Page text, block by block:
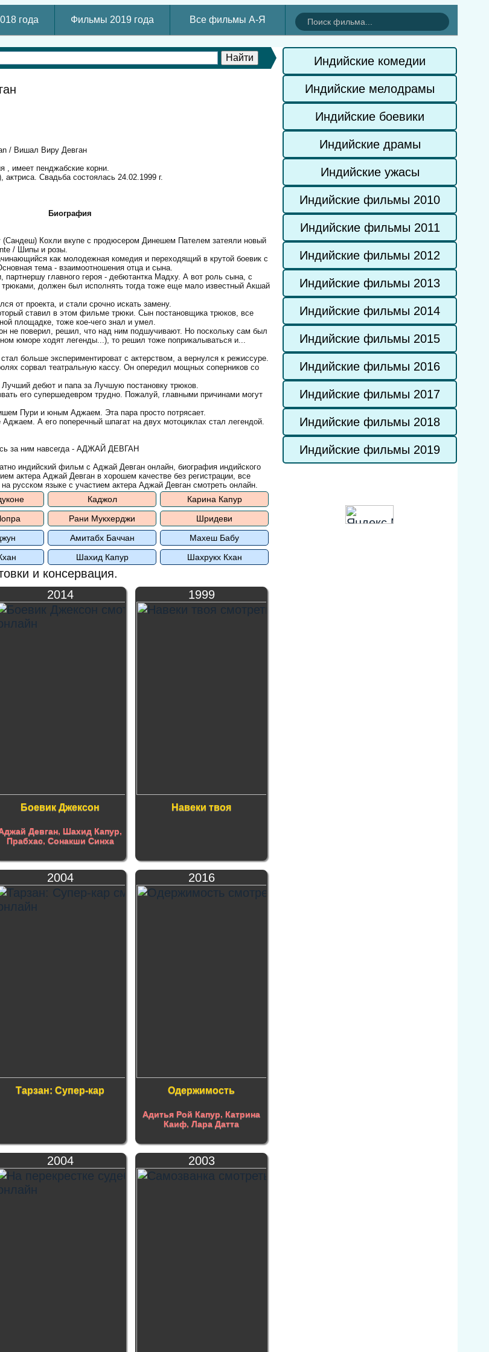
года Фильмы 2019 года Все фильмы А-Я
/ Вишал Виру Девган
, имеет пенджабские корни.
актриса. Свадьба состоялась 24.02.1999 г.
Биография
(Сандеш) Кохли вкупе с продюсером Динешем Пателем затеяли новый
/ Шипы и розы.
как молодежная комедия и переходящий в крутой боевик с
тема - взаимоотношения отца и сына.
главного героя - дебютантка Мадху. А вот роль сына, с
должен был исполнять тогда тоже еще мало известный Акшай
от проекта, и стали срочно искать замену.
ставил в этом фильме трюки. Сын постановщика трюков, все
площадке, тоже кое-чего знал и умел.
не поверил, решил, что над ним подшучивают. Но поскольку сам был
юморе ходят легенды...), то решил тоже поприкалываться и...
больше экспериментироват с актерством, а вернулся к режиссуре.
сорвал театральную кассу. Он опередил мощных соперников со
дебют и папа за Лучшую постановку трюков.
его супершедевром трудно. Пожалуй, главными причинами могут
Пури и юным Аджаем. Эта пара просто потрясает.
А его поперечный шпагат на двух мотоциклах стал легендой.
за ним навсегда - АДЖАЙ ДЕВГАН
индийский фильм с Аджай Девган онлайн, биография индийского
актера Аджай Девган в хорошем качестве без регистрации, все
русском языке с участием актера Аджай Девган смотреть онлайн.
Каджол
Карина Капур
Рани Мукхерджи
Шридеви
Амитабх Баччан
Махеш Бабу
Шахид Капур Шахрукх Кхан
и консервация.
2014
Боевик Джексон
Девган,Шахид Капур,
Прабхас, Сонакши Синха
1999
Навеки твоя
2004
Тарзан: Супер-кар
2016
Одержимость
Адитья Рой Капур,Катрина
Каиф,Лара Датта
2004 2003
Индийские комедии
Индийские мелодрамы
Индийские боевики
Индийские драмы
Индийские ужасы
Индийские фильмы 2010
Индийские фильмы 2011
Индийские фильмы 2012
Индийские фильмы 2013
Индийские фильмы 2014
Индийские фильмы 2015
Индийские фильмы 2016
Индийские фильмы 2017
Индийские фильмы 2018
Индийские фильмы 2019